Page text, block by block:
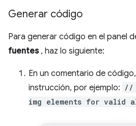
Generar código
Para generar código en el panel
fuentes, haz lo siguiente:
En un comentario de
instrucción, por ejemplo: //
img elements for valid